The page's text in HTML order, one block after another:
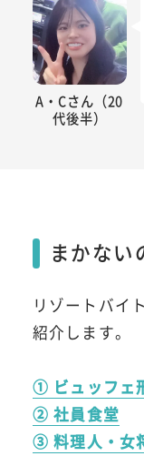
A・Cさん（20
代後半）
まかない
リゾートバイ
紹介します。
① ビュッフェ
② 社員食堂
③ 料理人・女